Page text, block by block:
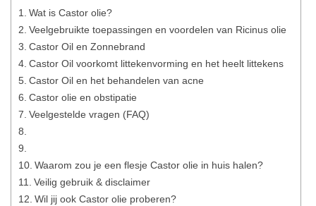
Wat is Castor olie?
Veelgebruikte toepassingen en voordelen van Ricinus olie
Castor Oil en Zonnebrand
Castor Oil voorkomt littekenvorming en het heelt littekens
Castor Oil en het behandelen van acne
Castor olie en obstipatie
Veelgestelde vragen (FAQ)
Waarom zou je een flesje Castor olie in huis halen?
Veilig gebruik & disclaimer
Wil jij ook Castor olie proberen?